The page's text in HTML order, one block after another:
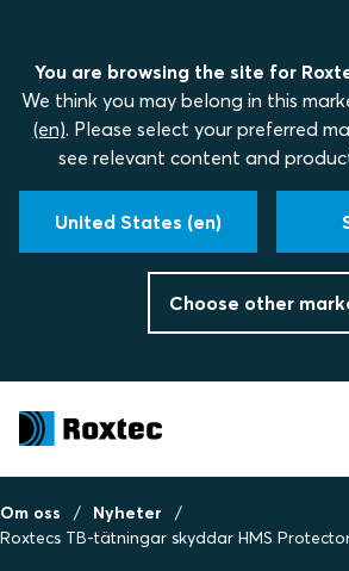
You are browsing the site for
We think you may belong in this
(en). Please select your preferred
see relevant content and
United States (en)
Choose other
Om oss
Nyheter
Roxtecs TB-tätningar skyddar HMS